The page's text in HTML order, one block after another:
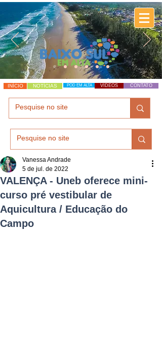
INÍCIO NOTÍCIAS POD EM ALTA VÍDEOS CONTATO
VALENÇA - Uneb oferece mini-
curso pré vestibular de
Aquicultura / Educação do
Campo
Vanessa Andrade
5 de jul. de 2022